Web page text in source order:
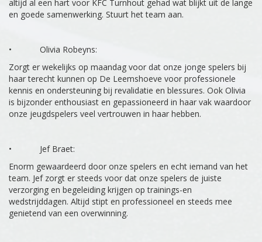
altijd al een hart voor KFC Turnhout gehad wat blijkt uit de lange
en goede samenwerking. Stuurt het team aan.
• Olivia Robeyns:
Zorgt er wekelijks op maandag voor dat onze jonge spelers bij
haar terecht kunnen op De Leemshoeve voor professionele
kennis en ondersteuning bij revalidatie en blessures. Ook Olivia
is bijzonder enthousiast en gepassioneerd in haar vak waardoor
onze jeugdspelers veel vertrouwen in haar hebben.
• Jef Braet:
Enorm gewaardeerd door onze spelers en echt iemand van het
team. Jef zorgt er steeds voor dat onze spelers de juiste
verzorging en begeleiding krijgen op trainings-en
wedstrijddagen. Altijd stipt en professioneel en steeds mee
genietend van een overwinning.